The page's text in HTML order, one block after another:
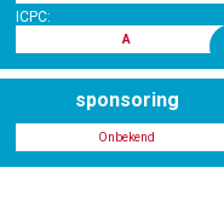
Info
ICPC:
A
sponsoring
Onbekend